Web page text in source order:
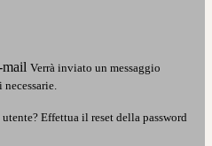
Verrà inviato un messaggio
Effettua il reset della password